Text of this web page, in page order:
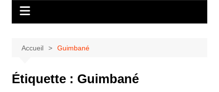
Accueil Guimbané
Étiquette : Guimbané